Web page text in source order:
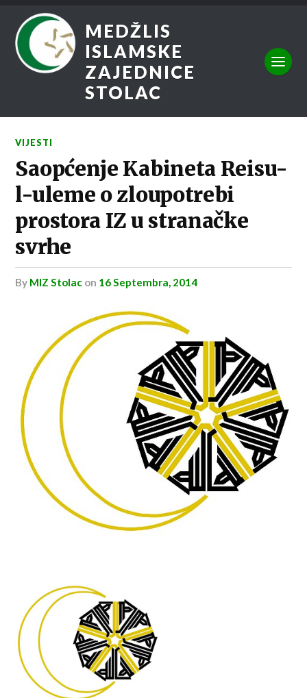
MEDŽLIS
ISLAMSKE
ZAJEDNICE
STOLAC
VIJESTI
Saopćenje Kabineta Reisu-
l-uleme o zloupotrebi
prostora IZ u stranačke
svrhe
by MIZ Stolac on 16 Septembra, 2014